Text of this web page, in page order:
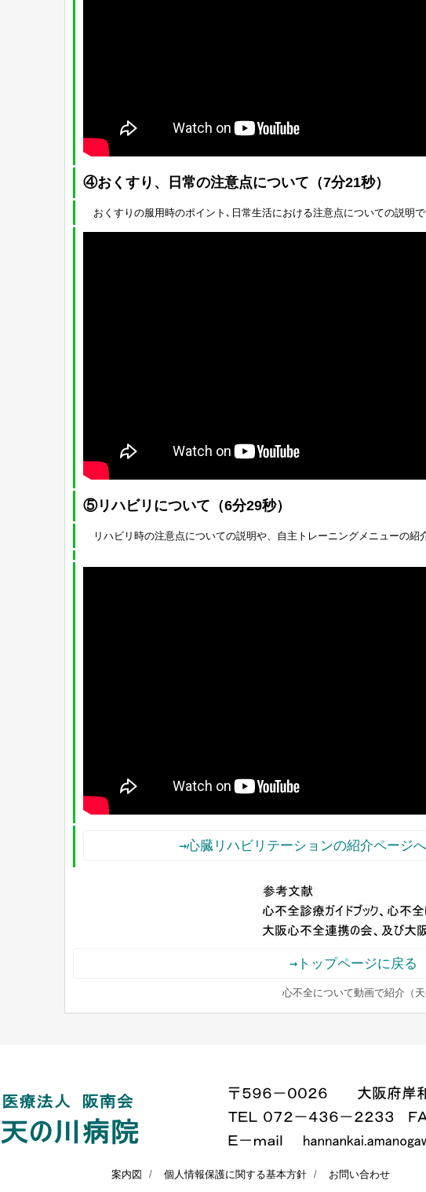
④おくすり、日常の注意点について（7分21秒）
おくすりの服用時のポイント､日常生活における注意点についての説明
⑤リハビリについて（6分29秒）
リハビリ時の注意点についての説明や、自主トレーニングメニューの紹
→心臓リハビリテーションの紹介ページへ
→トップページに戻る
心不全について動画で紹介（
案内図 個人情報保護に関する基本方針 お問い合わせ